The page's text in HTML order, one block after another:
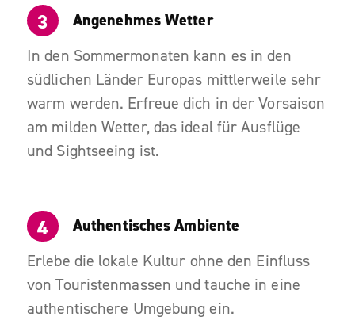
Angenehmes Wetter
In den Sommermonaten kann es in den
südlichen Länder Europas mittlerweile sehr
warm werden. Erfreue dich in der Vorsaison
am milden Wetter, das ideal für Ausflüge
und Sightseeing ist.
Authentisches Ambiente
Erlebe die lokale Kultur ohne den Einfluss
von Touristenmassen und tauche in eine
authentischere Umgebung ein.